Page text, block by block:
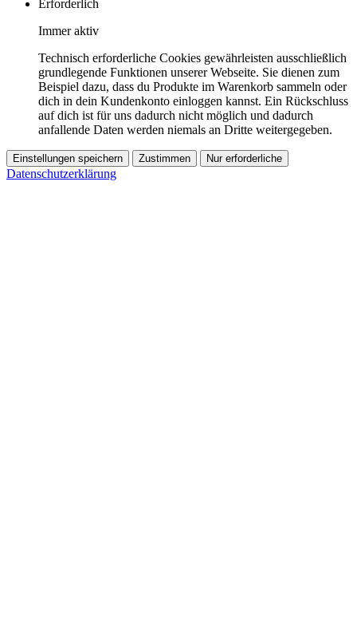
Erforderlich
Immer aktiv
Technisch erforderliche Cookies gewährleisten ausschließlich
grundlegende Funktionen unserer Webseite. Sie dienen zum
Beispiel dazu, dass du Produkte im Warenkorb sammeln oder
dich in dein Kundenkonto einloggen kannst. Ein Rückschluss
auf dich ist für uns dadurch nicht möglich und dadurch
anfallende Daten werden niemals an Dritte weitergegeben.
Einstellungen speichern Zustimmen Nur erforderliche
Datenschutzerklärung